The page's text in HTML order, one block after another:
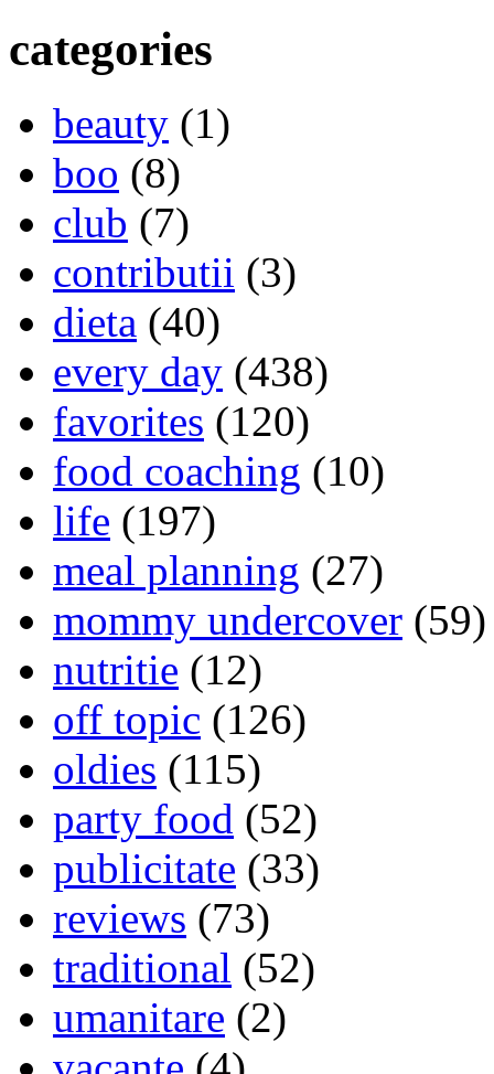
categories
beauty (1)
boo (8)
club (7)
contributii (3)
dieta (40)
every day (438)
favorites (120)
food coaching (10)
life (197)
meal planning (27)
mommy undercover (59)
nutritie (12)
off topic (126)
oldies (115)
party food (52)
publicitate (33)
reviews (73)
traditional (52)
umanitare (2)